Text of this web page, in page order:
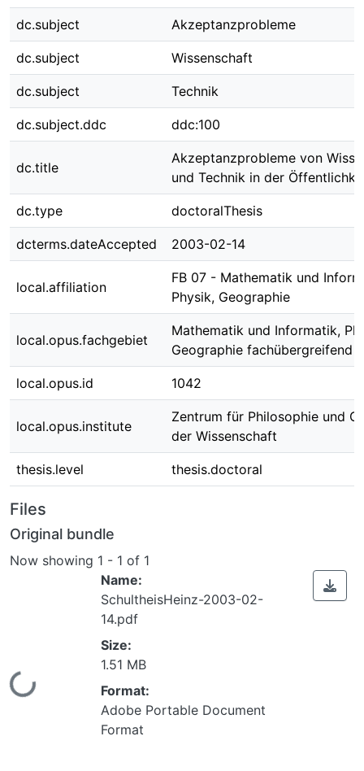
dc.subject Akzeptanzprobleme
dc.subject Wissenschaft
dc.subject Technik
dc.subject.ddc ddc:100
dc.title
Akzeptanzprobleme von
und Technik in der
dc.type doctoralThesis
dcterms.dateAccepted 2003-02-14
local.affiliation
FB 07 - Mathematik und
Physik, Geographie
local.opus.fachgebiet
Mathematik und Informatik,
Geographie fachübergreifend
local.opus.id 1042
local.opus.institute
Zentrum für Philosophie und
der Wissenschaft
thesis.level thesis.doctoral
Files
Original bundle
Now showing 1 - 1 of 1
Loading...
Name:
SchultheisHeinz-2003-02-
14.pdf
Size:
1.51 MB
Format:
Adobe Portable Document
Format